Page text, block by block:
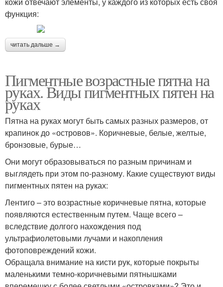
функция:
читать дальше →
Пигментные возрастные пятна на
руках. Виды пигментных пятен на
руках
Пятна на руках могут быть самых разных размеров, от
крапинок до «островов». Коричневые, белые, желтые,
бронзовые, бурые…
Они могут образовываться по разным причинам и
выглядеть при этом по-разному. Какие существуют виды
пигментных пятен на руках:
Лентиго – это возрастные коричневые пятна, которые
появляются естественным путем. Чаще всего –
вследствие долгого нахождения под
ультрафиолетовыми лучами и накопления
фотоповреждений кожи.
Обращала внимание на кисти рук, которые покрыты
маленькими темно-коричневыми пятнышками